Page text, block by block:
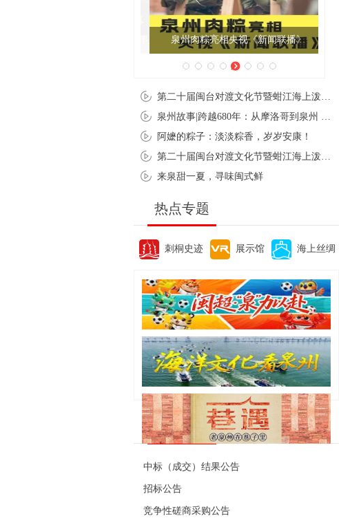
泉州肉粽亮相央视《新闻联播》
阿嬷的粽子：淡淡粽香，岁岁安康！
来泉甜一夏，寻味闽式鲜
热点专题
刺桐史迹 展示馆 海上丝绸
便民资讯
中标（成交）结果公告
招标公告
竞争性磋商采购公告